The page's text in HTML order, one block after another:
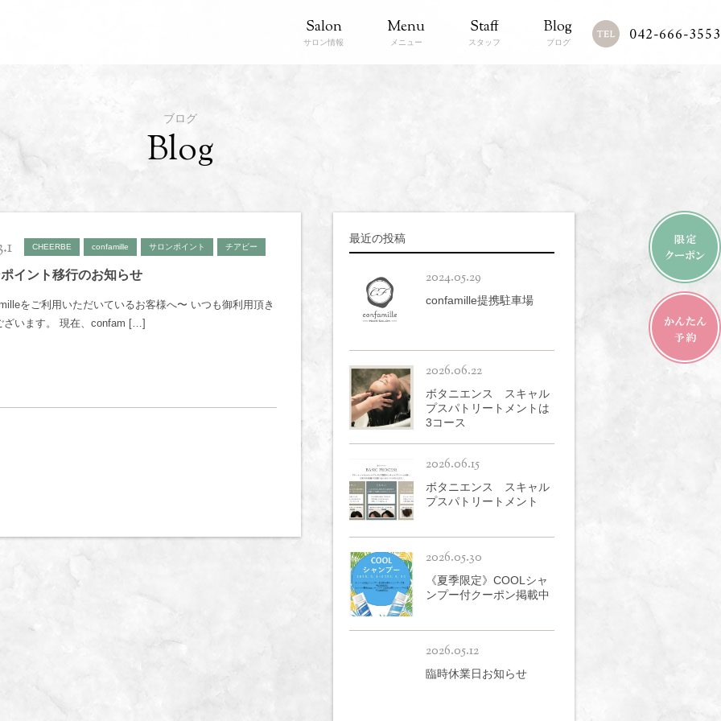
Salon
サロン情報
Menu
メニュー
Staff
スタッフ
Blog
ブログ 042-666-3553
ブログ
Blog
CHEERBE confamille サロンポイント チアビー
イント移行のお知らせ
をご利用いただいているお客様へ〜 いつも御利用頂き
ざいます。 現在、confam […]
最近の投稿
2024.05.29
confamille提携駐車場
2026.06.22
ボタニエンス スキャル
プスパトリートメントは
3コース
2026.06.15
ボタニエンス スキャル
プスパトリートメント
2026.05.30
《夏季限定》COOLシャ
ンプー付クーポン掲載中
2026.05.12
臨時休業日お知らせ